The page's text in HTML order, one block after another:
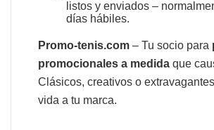
listos y enviados –
días hábiles.
Promo-tenis.com – Tu socio para
promocionales a medida que
Clásicos, creativos o
vida a tu marca.